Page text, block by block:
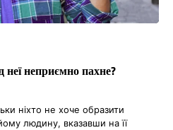
неприємно пахне?
ніхто не хоче образити
людину, вказавши на її